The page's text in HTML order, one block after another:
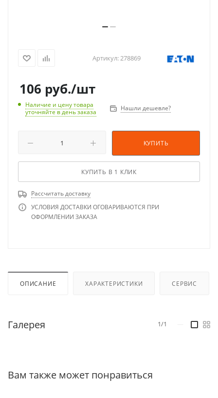
Артикул:278869
106 руб./шт
Наличие и цену товара
уточняйте в день заказа
Нашли дешевле?
КУПИТЬ
КУПИТЬ В 1 КЛИК
Рассчитать доставку
УСЛОВИЯ ДОСТАВКИ ОГОВАРИВАЮТСЯ ПРИ
ОФОРМЛЕНИИ ЗАКАЗА
ОПИСАНИЕ ХАРАКТЕРИСТИКИ СЕРВИС
Галерея 1/1
Вам также может понравиться